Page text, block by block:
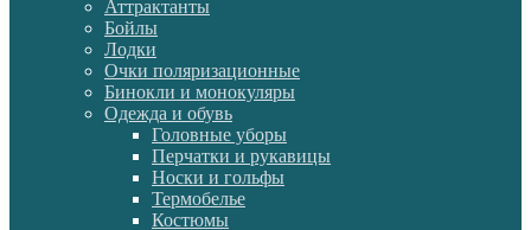
Аттрактанты
Бойлы
Лодки
Очки поляризационные
Бинокли и монокуляры
Одежда и обувь
Головные уборы
Перчатки и рукавицы
Носки и гольфы
Термобелье
Костюмы